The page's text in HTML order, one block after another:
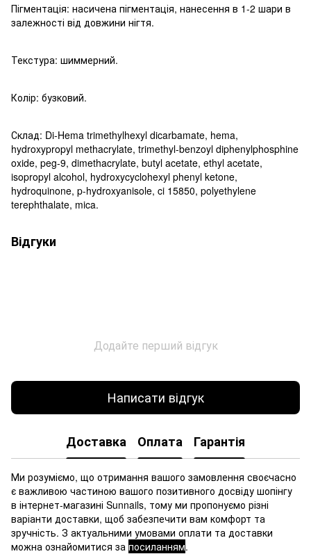
Пігментація: насичена пігментація, нанесення в 1-2 шари в
залежності від довжини нігтя.
Текстура: шиммерний.
Колір: бузковий.
Склад: Di-Hema trimethylhexyl dicarbamate, hema,
hydroxypropyl methacrylate, trimethyl-benzoyl diphenylphosphine
oxide, peg-9, dimethacrylate, butyl acetate, ethyl acetate,
isopropyl alcohol, hydroxycyclohexyl phenyl ketone,
hydroquinone, p-hydroxyanisole, ci 15850, polyethylene
terephthalate, mica.
Відгуки
Додайте перший відгук
Написати відгук
Доставка Оплата Гарантія
Ми розуміємо, що отримання вашого замовлення своєчасно
є важливою частиною вашого позитивного досвіду шопінгу
в інтернет-магазині Sunnails, тому ми пропонуємо різні
варіанти доставки, щоб забезпечити вам комфорт та
зручність. З актуальними умовами оплати та доставки
можна ознайомитися за посиланням.